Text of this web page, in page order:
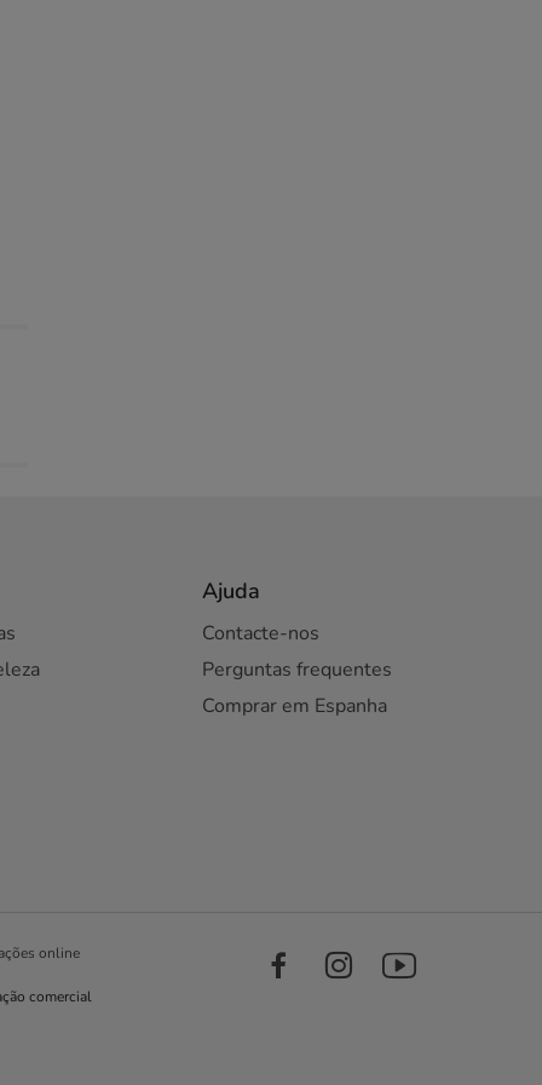
Ajuda
Contacte-nos
Perguntas frequentes
Comprar em Espanha
online
comercial